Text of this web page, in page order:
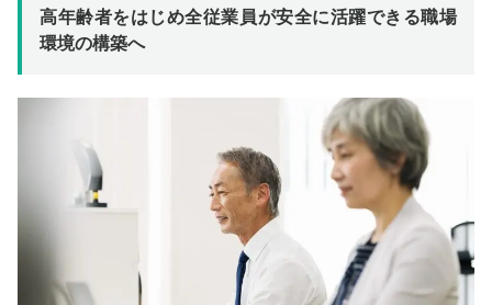
高年齢者をはじめ全従業員が安全に活躍できる職場
環境の構築へ